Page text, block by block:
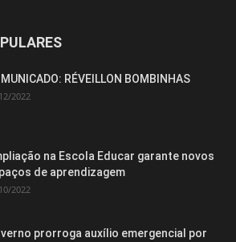
RÉVEILLON BOMBINHAS
2022
na Escola Educar garante novos
de aprendizagem
2022
prorroga auxílio emergencial por